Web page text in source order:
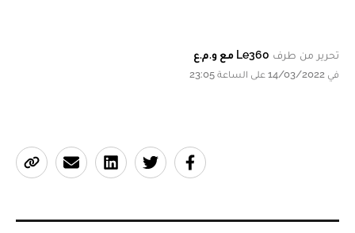
تحرير من طرف Le360 مع و.م.ع
في 14/03/2022 على الساعة 23:05